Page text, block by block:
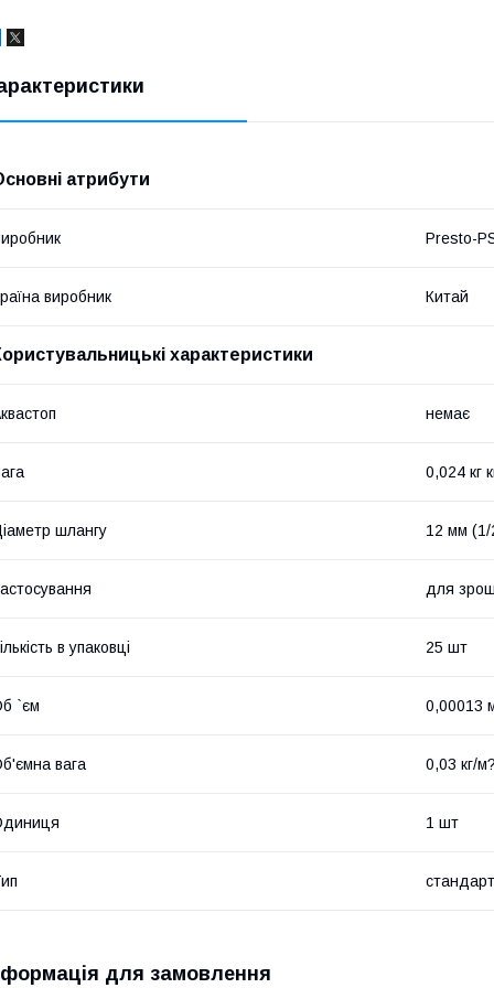
атрибути
Presto-
виробник Китай
характеристики
немає
0,024 кг
шлангу 12 мм
для
в упаковці 25 шт
`єм 0,00013
вага 0,03 кг/
1 шт
для замовлення